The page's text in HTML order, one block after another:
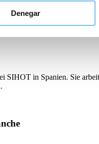
Denegar
in Spanien. Sie